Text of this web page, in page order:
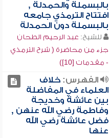
بالبسملة والحمدلة ,
افتتاح الترمذي جامعه
بالبسملة دون الحمدلة
للشيخ: عبد الرحيم الطحان
جزء من محاضرة ( شرح الترمذي
- مقدمات [10])
الفهرس:خلاف
العلماء في المفاضلة
بين عائشة وخديجة
وفاطمة رضي الله عنهن ,
فضل عائشة رضي الله
عنها